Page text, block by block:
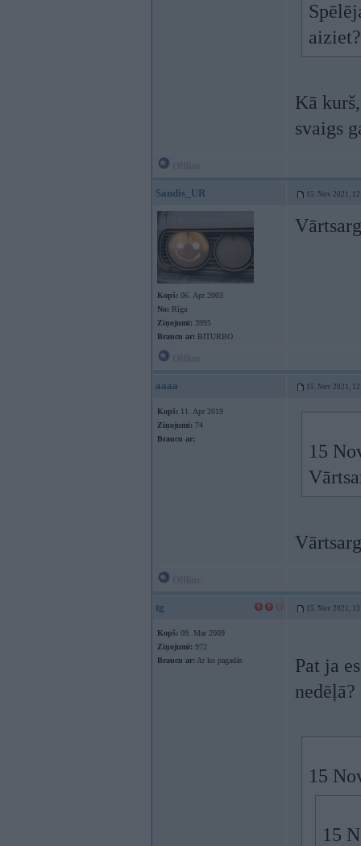
aiziet?
Kā
svaigs
Sandis_UR 15. Nov 2021,
Kopš: 06. Apr 2003
No: Rīga
Ziņojumi: 3995
Braucu ar: BITURBO
aaaa 15. Nov 2021,
Kopš: 11. Apr 2019
Ziņojumi: 74
Braucu ar:
15
tg 15. Nov 2021,
Kopš: 09. Mar 2009
Ziņojumi: 972
Braucu ar: Ar ko pagadās
Pat ja
nedēļā?
15
15